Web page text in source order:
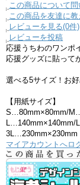
この商品について
この商品を友達に教
レビューを見る(0件)
レビューを投稿
応援うちわのワンポ
応援グッズに貼って
選べる5サイズ！お
【用紙サイズ】
S…80mm×80mm/
L…140mm×140mm/
3L…230mm×230mm
マイアカウントへロ